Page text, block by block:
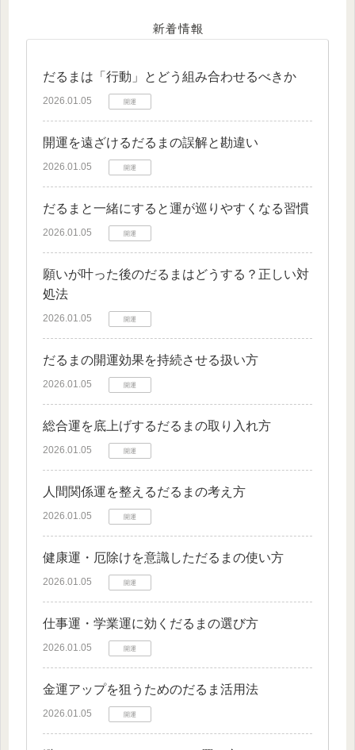
新着情報
だるまは「行動」とどう組み合わせるべきか
2026.01.05 開運
開運を遠ざけるだるまの誤解と勘違い
2026.01.05 開運
だるまと一緒にすると運が巡りやすくなる習慣
2026.01.05 開運
願いが叶った後のだるまはどうする？正しい対
処法
2026.01.05 開運
だるまの開運効果を持続させる扱い方
2026.01.05 開運
総合運を底上げするだるまの取り入れ方
2026.01.05 開運
人間関係運を整えるだるまの考え方
2026.01.05 開運
健康運・厄除けを意識しただるまの使い方
2026.01.05 開運
仕事運・学業運に効くだるまの選び方
2026.01.05 開運
金運アップを狙うためのだるま活用法
2026.01.05 開運